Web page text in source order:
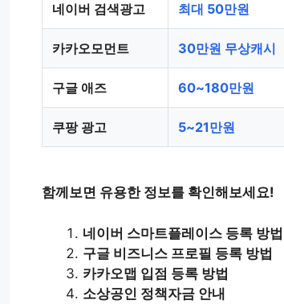
네이버 검색광고 최대 50만원
카카오모먼트 30만원 무상캐시
구글 애즈 60~180만원
쿠팡 광고 5~21만원
함께보면 유용한 정보를 확인해보세요!
네이버 스마트플레이스 등록 방법
구글 비즈니스 프로필 등록 방법
카카오맵 입점 등록 방법
소상공인 정책자금 안내